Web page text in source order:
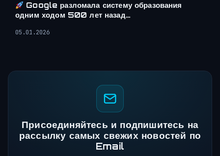
Google разломала систему образования
одним ходом 500 лет назад…
05.01.2026
Присоединяйтесь и подпишитесь на
рассылку самых свежих новостей по
Email